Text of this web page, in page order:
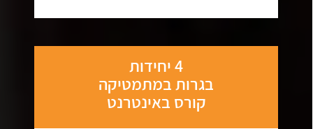
4 יחידות
בגרות במתמטיקה
קורס באינטרנט